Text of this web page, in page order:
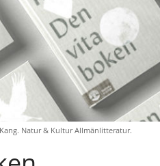
Natur & Kultur Allmänlitteratur.